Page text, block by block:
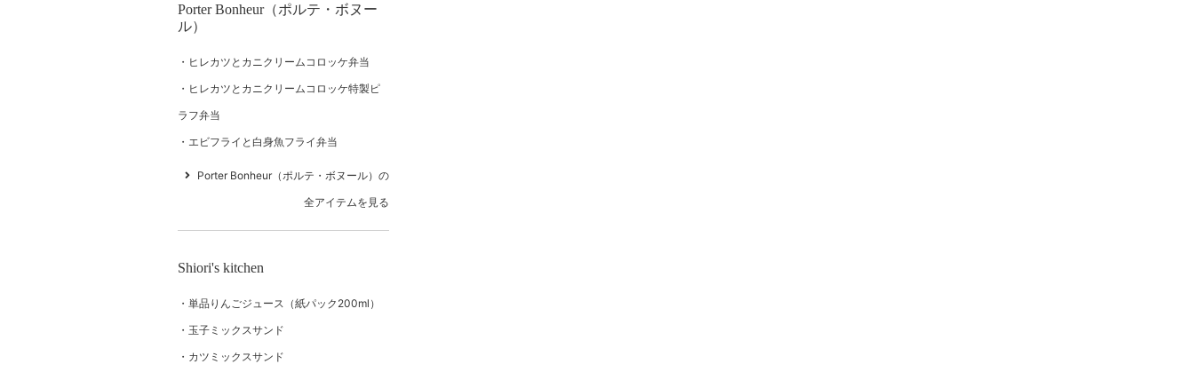
Porter Bonheur（ポルテ・ボヌー
ル）
ヒレカツとカニクリームコロッケ弁当
ヒレカツとカニクリームコロッケ特製ピ
ラフ弁当
エビフライと白身魚フライ弁当
Porter Bonheur（ポルテ・ボヌール）の
全アイテムを見る
Shiori's kitchen
単品りんごジュース（紙パック200ml）
玉子ミックスサンド
カツミックスサンド